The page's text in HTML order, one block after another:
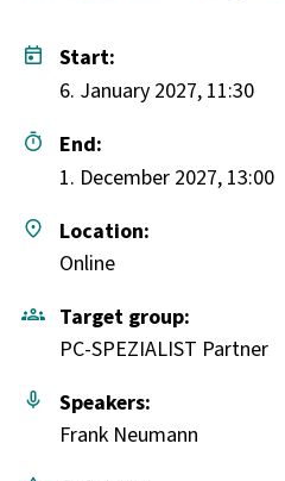
today
Start:
6. January 2027, 11:30
timer
End:
1. December 2027, 13:00
place
Location:
Online
groups Target group:
PC-SPEZIALIST Partner
mic
Speakers:
Frank Neumann